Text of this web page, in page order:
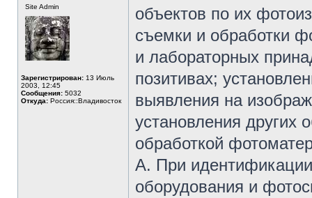
Site Admin
Зарегистрирован: 13 Июль
2003, 12:45
Сообщения: 5032
Откуда: Россия::Владивосток
объектов по их
съемки и обработки
и лабораторных
позитивах;
выявления на
установления других
обработкой
А. При
оборудования и